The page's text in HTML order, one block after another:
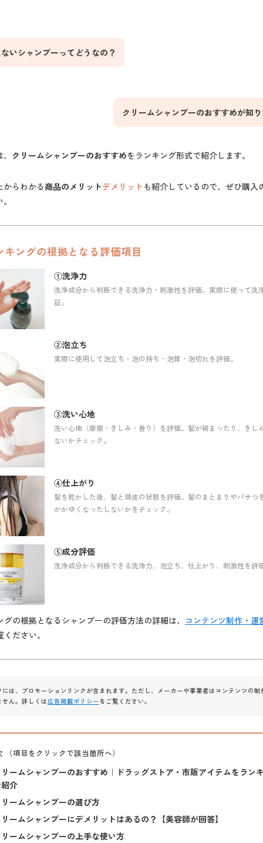
いシャンプーってどうなの？
クリームシャンプーのおすすめが知り
クリームシャンプーのおすすめをランキング形式で紹介します。
らわかる 商品のメリットデメリット も紹介しているので、ぜひ購入
キングの根拠となる評価項目
①洗浄力
洗浄成分から判断できる洗浄力・刺激性を評価。実際に使って洗
証。
②泡立ち
実際に使用して泡立ち・泡の持ち・泡質・泡切れを評価。
③洗い心地
洗い心地（摩擦・きしみ・香り）を評価。髪が絡まったり、きし
ないかチェック。
④仕上がり
髪を乾かした後、髪と頭皮の状態を評価。髪のまとまりやパサつ
がかゆくなったしないかをチェック。
⑤成分評価
洗浄成分から判断できる洗浄力、泡立ち、仕上がり、刺激性を評価
グの根拠となるシャンプーの評価方法の詳細は、 コンテンツ制作・運
ださい。
は、プロモーションリンクが含まれます。ただし、メーカーや事業者はコンテンツの制
ん。詳しくは広告掲載ポリシーをご覧ください。
（項目をクリックで該当箇所へ）
ームシャンプーのおすすめ｜ドラッグストア・市販アイテムをラン
介
ームシャンプーの選び方
ームシャンプーにデメリットはあるの？【美容師が回答】
ームシャンプーの上手な使い方